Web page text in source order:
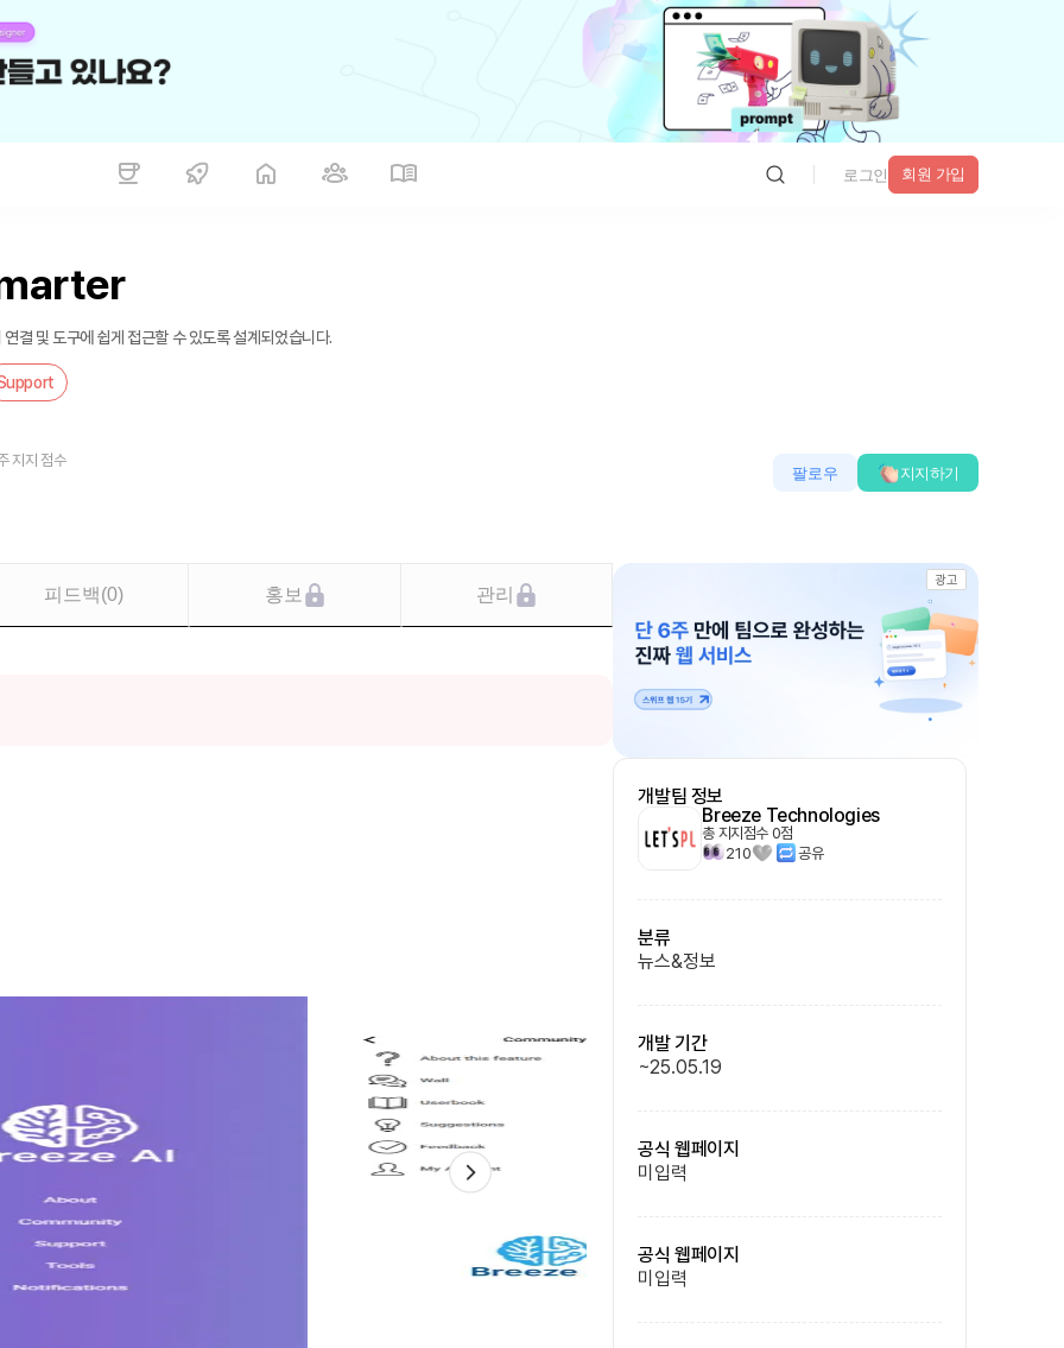
로그인 회원 가입
결 및 도구에 쉽게 접근할 수 있도록 설계되었습니다.
지지 점수
팔로우 지지하기
피드백(0) 홍보 관리
광고
개발팀 정보
Breeze Technologies
총 지지점수 0점
210
공유
분류
뉴스&정보
개발 기간
~25.05.19
공식 웹페이지
미입력
공식 웹페이지
미입력